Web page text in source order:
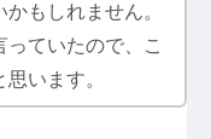
もしれません。
ていたので、こ
います。